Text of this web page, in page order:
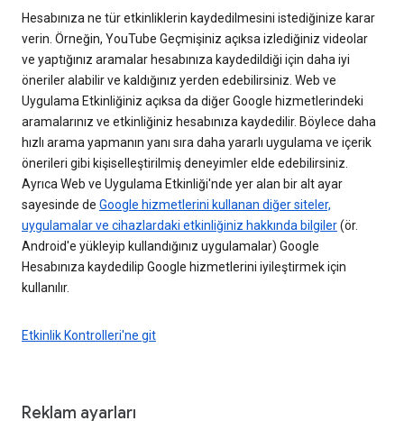
Hesabınıza ne tür etkinliklerin kaydedilmesini istediğinize karar
verin. Örneğin, YouTube Geçmişiniz açıksa izlediğiniz videolar
ve yaptığınız aramalar hesabınıza kaydedildiği için daha iyi
öneriler alabilir ve kaldığınız yerden edebilirsiniz. Web ve
Uygulama Etkinliğiniz açıksa da diğer Google hizmetlerindeki
aramalarınız ve etkinliğiniz hesabınıza kaydedilir. Böylece daha
hızlı arama yapmanın yanı sıra daha yararlı uygulama ve içerik
önerileri gibi kişiselleştirilmiş deneyimler elde edebilirsiniz.
Ayrıca Web ve Uygulama Etkinliği'nde yer alan bir alt ayar
sayesinde de Google hizmetlerini kullanan diğer siteler,
uygulamalar ve cihazlardaki etkinliğiniz hakkında bilgiler(ör.
Android'e yükleyip kullandığınız uygulamalar) Google
Hesabınıza kaydedilip Google hizmetlerini iyileştirmek için
kullanılır.
Etkinlik Kontrolleri'ne git
Reklam ayarları